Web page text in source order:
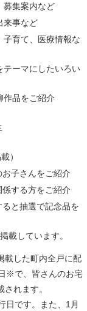
募集案内など
来事など
育て、医療情報な
ーマにしたいろい
品をご紹介
）
子さんをご紹介
する方をご紹介
と抽選で記念品を
載しています。
載した町内全戸に配
※で、皆さんのお宅
れます。
です。また、1月